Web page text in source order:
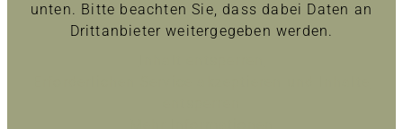
unten. Bitte beachten Sie, dass dabei Daten an
Drittanbieter weitergegeben werden.